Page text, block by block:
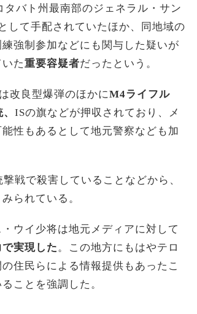
バト州最南部のジェネラル・サン
して手配されていたほか、同地域の
強制参加などにも関与した疑いが
た重要容疑者だったという。
改良型爆弾のほかにM4ライフル
ISの旗などが押収されており、メ
性もあるとして地元警察なども加
戦で殺害していることなどから、
られている。
ウイ少将は地元メディアに対して
実現した。この地方にもはやテロ
住民らによる情報提供もあったこ
ことを強調した。